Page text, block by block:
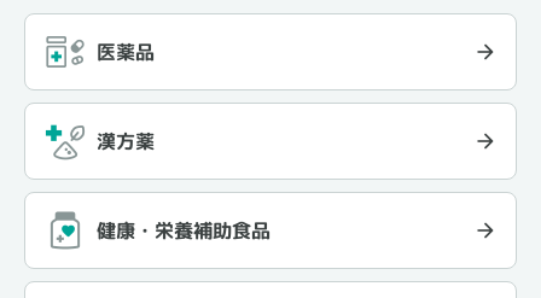
医薬品
漢方薬
健康・栄養補助食品